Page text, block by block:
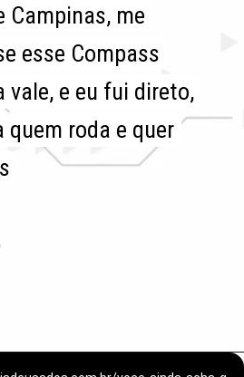
Campinas, me
esse Compass
vale, e eu fui direto,
quem roda e quer
Campinas, me
esse Compass
vale, e eu fui direto,
quem roda e quer